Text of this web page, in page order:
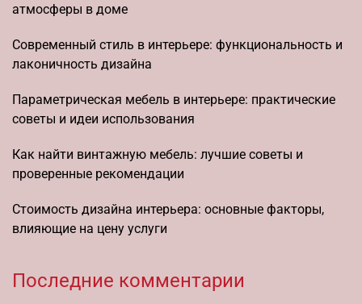
атмосферы в доме
Современный стиль в интерьере: функциональность и
лаконичность дизайна
Параметрическая мебель в интерьере: практические
советы и идеи использования
Как найти винтажную мебель: лучшие советы и
проверенные рекомендации
Стоимость дизайна интерьера: основные факторы,
влияющие на цену услуги
Последние комментарии